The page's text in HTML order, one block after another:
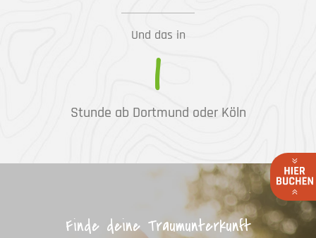
Und das in
1
Stunde ab Dortmund oder Köln
Finde deine Traumunterkunft